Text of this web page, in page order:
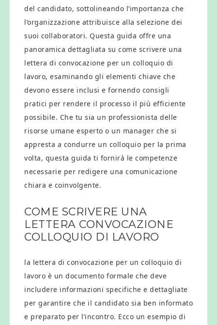
del candidato, sottolineando l’importanza che
l’organizzazione attribuisce alla selezione dei
suoi collaboratori. Questa guida offre una
panoramica dettagliata su come scrivere una
lettera di convocazione per un colloquio di
lavoro, esaminando gli elementi chiave che
devono essere inclusi e fornendo consigli
pratici per rendere il processo il più efficiente
possibile. Che tu sia un professionista delle
risorse umane esperto o un manager che si
appresta a condurre un colloquio per la prima
volta, questa guida ti fornirà le competenze
necessarie per redigere una comunicazione
chiara e coinvolgente.
COME SCRIVERE UNA
LETTERA CONVOCAZIONE
COLLOQUIO DI LAVORO​
la lettera di convocazione per un colloquio di
lavoro è un documento formale che deve
includere informazioni specifiche e dettagliate
per garantire che il candidato sia ben informato
e preparato per l’incontro. Ecco un esempio di